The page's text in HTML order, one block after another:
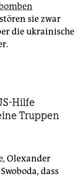
sie zwar
die ukrainische
Hilfe
Truppen
Olexander
dass